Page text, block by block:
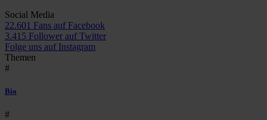
Social Media
22.601 Fans auf Facebook
3.415 Follower auf Twitter
Folge uns auf Instagram
Themen
#
Bio
#